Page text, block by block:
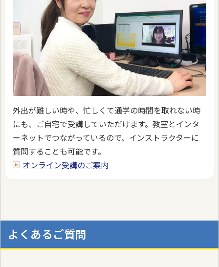
外出が難しい時や、忙しくて通学の時間を取れない時
にも、ご自宅で受講していただけます。教室とインタ
ーネットでつながっているので、インストラクターに
質問することも可能です。
オンライン受講のご案内
よくあるご質問